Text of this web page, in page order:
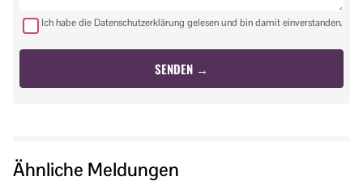
Ich habe die Datenschutzerklärung gelesen und bin damit einverstanden.
Ähnliche Meldungen